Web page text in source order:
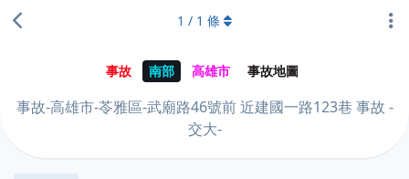
事故 南部 高雄市 事故地圖
事故-高雄市-苓雅區-武廟路46號前 近建國一路123巷 事故 -
交大-
1 / 1 條